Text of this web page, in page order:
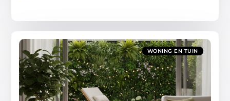
WONING EN TUIN